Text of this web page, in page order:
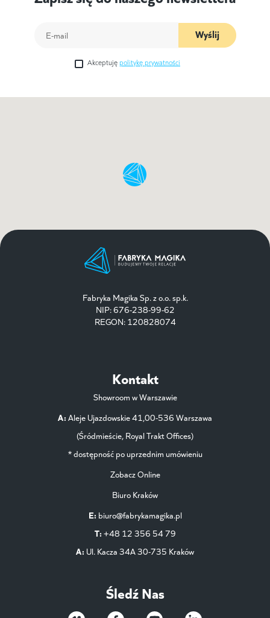
Wyślij
Akceptuję politykę prywatności
Fabryka Magika Sp. z o.o. sp.k.
NIP: 676-238-99-62
REGON: 120828074
Kontakt
Showroom w Warszawie
A: Aleje Ujazdowskie 41,00-536 Warszawa
(Śródmieście, Royal Trakt Offices)
* dostępność po uprzednim umówieniu
Zobacz Online
Biuro Kraków
E: biuro@fabrykamagika.pl
T: +48 12 356 54 79
A: Ul. Kacza 34A 30-735 Kraków
Śledź Nas